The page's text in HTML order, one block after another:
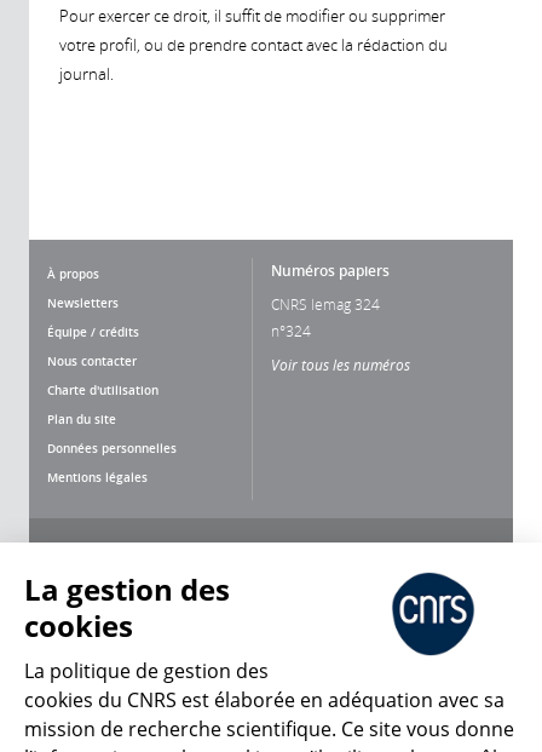
Pour exercer ce droit, il suffit de modifier ou supprimer
votre profil, ou de prendre contact avec la rédaction du
journal.
À propos
Newsletters
Équipe / crédits
Nous contacter
Charte d'utilisation
Plan du site
Données personnelles
Mentions légales
Numéros papiers
CNRS lemag 324
n°324
Voir tous les numéros
CNRS Le Mag
La gestion des
cookies
La politique de gestion des
cookies du CNRS est élaborée en adéquation avec sa
mission de recherche scientifique. Ce site vous donne